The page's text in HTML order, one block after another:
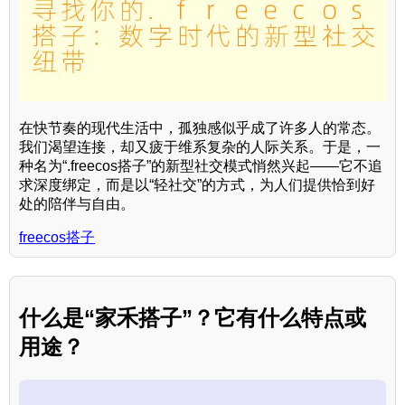
在快节奏的现代生活中，孤独感似乎成了许多人的常态。
我们渴望连接，却又疲于维系复杂的人际关系。于是，一
种名为“.freecos搭子”的新型社交模式悄然兴起——它不追
求深度绑定，而是以“轻社交”的方式，为人们提供恰到好
处的陪伴与自由。
freecos搭子
什么是“家禾搭子”？它有什么特点或
用途？